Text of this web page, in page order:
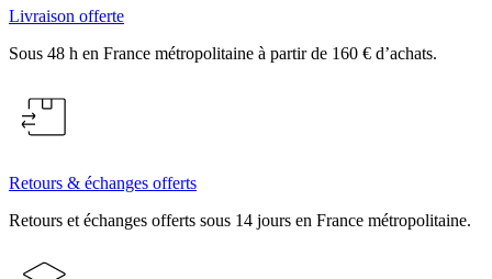
Livraison offerte
Sous 48 h en France métropolitaine à partir de 160 € d’achats.
Retours & échanges offerts
Retours et échanges offerts sous 14 jours en France métropolitaine.